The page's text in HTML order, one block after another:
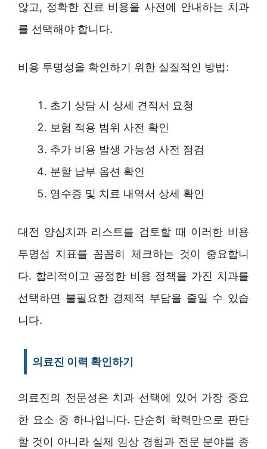
않고, 정확한 진료 비용을 사전에 안내하는 치과
를 선택해야 합니다.
비용 투명성을 확인하기 위한 실질적인 방법:
초기 상담 시 상세 견적서 요청
보험 적용 범위 사전 확인
추가 비용 발생 가능성 사전 점검
분할 납부 옵션 확인
영수증 및 치료 내역서 상세 확인
대전 양심치과 리스트를 검토할 때 이러한 비용
투명성 지표를 꼼꼼히 체크하는 것이 중요합니
다. 합리적이고 공정한 비용 정책을 가진 치과를
선택하면 불필요한 경제적 부담을 줄일 수 있습
니다.
의료진 이력 확인하기
의료진의 전문성은 치과 선택에 있어 가장 중요
한 요소 중 하나입니다. 단순히 학력만으로 판단
할 것이 아니라 실제 임상 경험과 전문 분야를 종